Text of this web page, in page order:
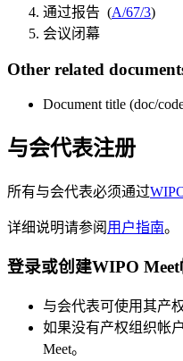
通过报告 (A/67/3)
会议闭幕
Other related
Document title (doc/
与会代表注册
所有与会代表必须通过
详细说明请参阅 用户指南。
登录或创建WIPO Meet
与会代表可使用其产
如果没有产权组织帐
Meet。